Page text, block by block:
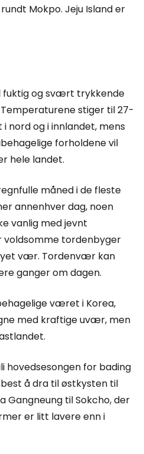
Mokpo. Jeju Island er
fuktig og svært trykkende
stiger til 27-
nord og i innlandet, mens
forholdene vil
hele landet.
måned i de fleste
annenhver dag, noen
vanlig med jevnt
voldsomme tordenbyger
vær. Tordenvær kan
ganger om dagen.
været i Korea,
med kraftige uvær, men
hovedsesongen for bading
å dra til østkysten til
Gangneung til Sokcho, der
er litt lavere enn i